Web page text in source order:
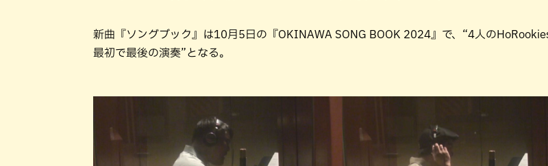
新曲『ソングブック』は10月5日の『OKINAWA SONG BOOK 2024』で、“4人の
最初で最後の演奏”となる。